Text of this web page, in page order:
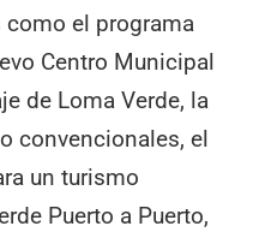
el programa
Centro Municipal
de Loma Verde, la
convencionales, el
un turismo
Puerto a Puerto,